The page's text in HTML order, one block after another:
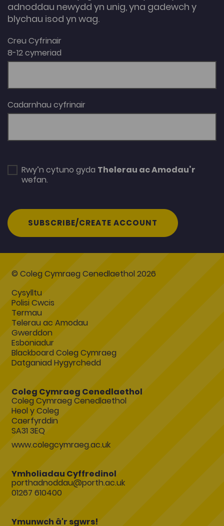
adnoddau newydd yn unig, yna gadewch y
blychau isod yn wag.
Creu Cyfrinair
8-12 cymeriad
Cadarnhau cyfrinair
Rwy’n cytuno gyda Thelerau ac Amodau’r
wefan.
SUBSCRIBE/CREATE ACCOUNT
© Coleg Cymraeg Cenedlaethol 2026
Cysylltu
Polisi Cwcis
Termau
Telerau ac Amodau
Gwerddon
Esboniadur
Blackboard Coleg Cymraeg
Datganiad Hygyrchedd
Coleg Cymraeg Cenedlaethol
Coleg Cymraeg Cenedlaethol
Heol y Coleg
Caerfyrddin
SA31 3EQ
www.colegcymraeg.ac.uk
Ymholiadau Cyffredinol
porthadnoddau@porth.ac.uk
01267 610400
Ymunwch â'r sgwrs!